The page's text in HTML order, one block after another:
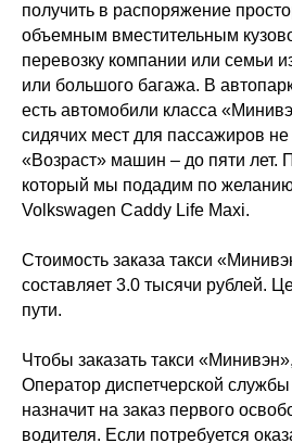
получить в распоряжение
объемным вместительным
перевозку компании или семьи
или большого багажа. В
есть автомобили класса
сидячих мест для пассажиров
«Возраст» машин – до пяти лет.
который мы подадим по
Volkswagen Caddy Life Maxi.
Стоимость заказа такси
составляет 3.0 тысячи рублей.
пути.
Чтобы заказать такси
Оператор диспетчерской службы
назначит на заказ первого
водителя. Если потребуется